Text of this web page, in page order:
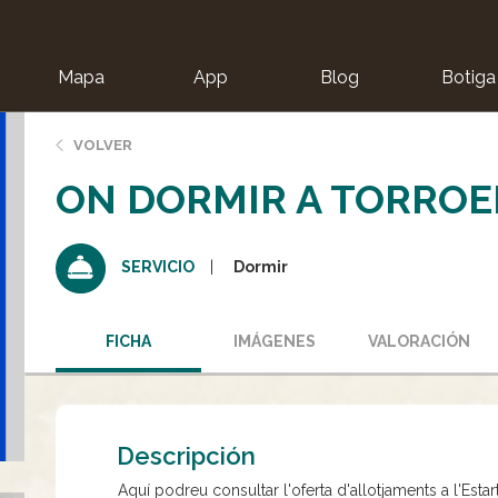
Mapa App Blog Botiga
VOLVER
ON DORMIR A
SERVICIO Dormir
FICHA IMÁGENES VALORACIÓN
Descripción
Aquí podreu consultar l'oferta d'allotjaments a